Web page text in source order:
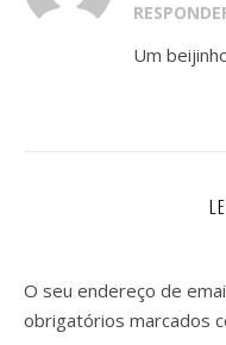
Um
O seu endereço de
obrigatórios marcados